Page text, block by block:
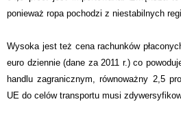
ponieważ ropa pochodzi z niestabilnych
Wysoka jest też cena rachunków
euro dziennie (dane za 2011 r.) co
handlu zagranicznym, równoważny 2,5
UE do celów transportu musi